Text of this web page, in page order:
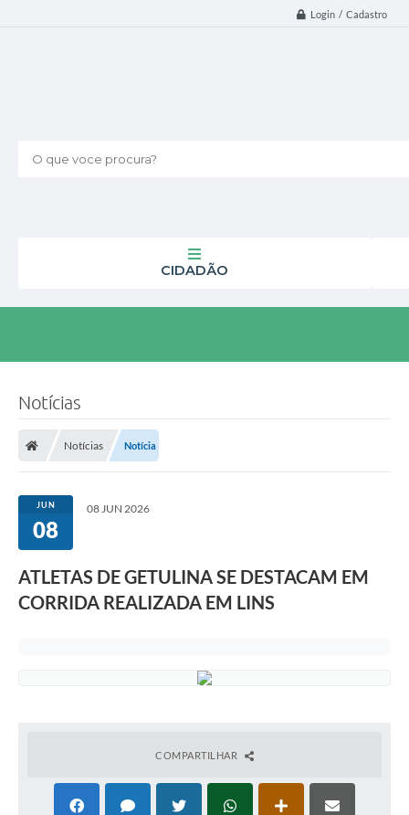
Login / Cadastro
O que voce procura?
CIDADÃO
Notícias
Notícias Notícia
JUN
08
08 JUN 2026
ATLETAS DE GETULINA SE DESTACAM EM
CORRIDA REALIZADA EM LINS
COMPARTILHAR